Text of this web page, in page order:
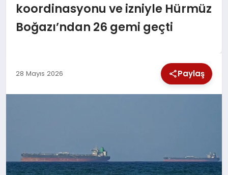
EKONOMI
TEKNOLOJI
koordinasyonu ve izniyle Hürmüz
Boğazı’ndan 26 gemi geçti
28 Mayıs 2026 Paylaş